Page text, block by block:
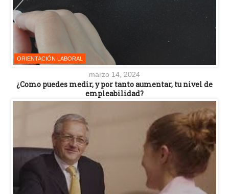
ORIENTACIÓN LABORAL
marzo 14, 2024
¿Como puedes medir, y por tanto aumentar, tu nivel de
empleabilidad?